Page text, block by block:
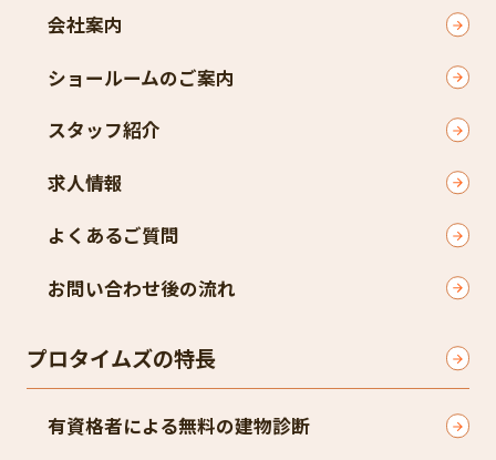
会社案内
ショールームのご案内
スタッフ紹介
求人情報
よくあるご質問
お問い合わせ後の流れ
プロタイムズの特長
有資格者による無料の建物診断